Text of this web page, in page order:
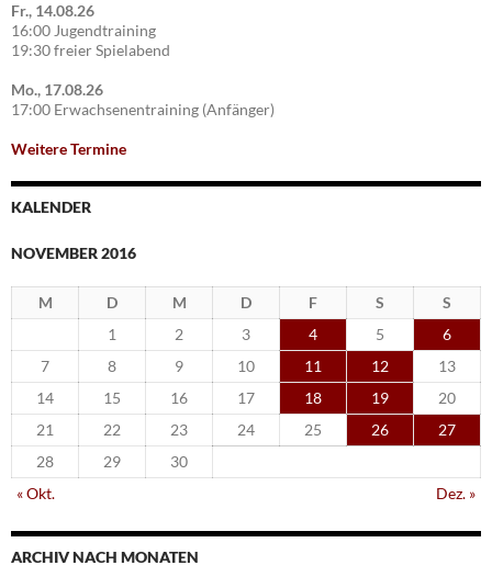
Fr., 14.08.26
16:00 Jugendtraining
19:30 freier Spielabend
Mo., 17.08.26
17:00 Erwachsenentraining (Anfänger)
Weitere Termine
KALENDER
NOVEMBER 2016
M D M D F S
S
1
2 3 4 5
6
7
8 9 10 11 12
13
14
15 16 17 18 19
20
21
22 23 24 25 26
27
28
29
30
« Okt.
Dez. »
ARCHIV NACH MONATEN